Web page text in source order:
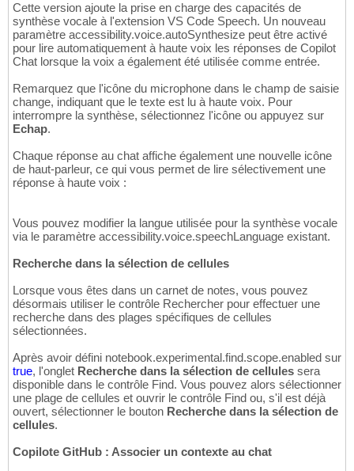
Cette version ajoute la prise en charge des capacités de
synthèse vocale à l'extension VS Code Speech. Un nouveau
paramètre accessibility.voice.autoSynthesize peut être activé
pour lire automatiquement à haute voix les réponses de Copilot
Chat lorsque la voix a également été utilisée comme entrée.
Remarquez que l'icône du microphone dans le champ de saisie
change, indiquant que le texte est lu à haute voix. Pour
interrompre la synthèse, sélectionnez l'icône ou appuyez sur
Echap.
Chaque réponse au chat affiche également une nouvelle icône
de haut-parleur, ce qui vous permet de lire sélectivement une
réponse à haute voix :
Vous pouvez modifier la langue utilisée pour la synthèse vocale
via le paramètre accessibility.voice.speechLanguage existant.
Recherche dans la sélection de cellules
Lorsque vous êtes dans un carnet de notes, vous pouvez
désormais utiliser le contrôle Rechercher pour effectuer une
recherche dans des plages spécifiques de cellules
sélectionnées.
Après avoir défini notebook.experimental.find.scope.enabled sur
true, l'onglet Recherche dans la sélection de cellules sera
disponible dans le contrôle Find. Vous pouvez alors sélectionner
une plage de cellules et ouvrir le contrôle Find ou, s'il est déjà
ouvert, sélectionner le bouton Recherche dans la sélection de
cellules.
Copilote GitHub : Associer un contexte au chat